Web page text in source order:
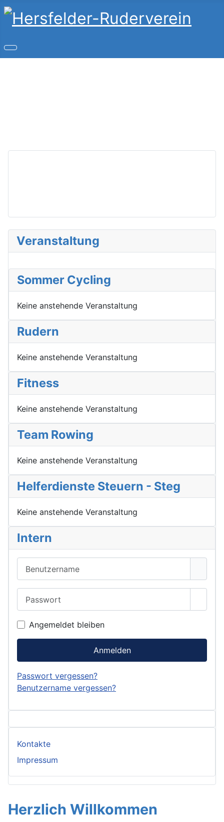
Veranstaltung
Sommer Cycling
Keine anstehende Veranstaltung
Rudern
Keine anstehende Veranstaltung
Fitness
Keine anstehende Veranstaltung
Team Rowing
Keine anstehende Veranstaltung
Helferdienste Steuern - Steg
Keine anstehende Veranstaltung
Intern
Angemeldet bleiben
Anmelden
Passwort vergessen?
Benutzername vergessen?
Kontakte
Impressum
Herzlich Willkommen